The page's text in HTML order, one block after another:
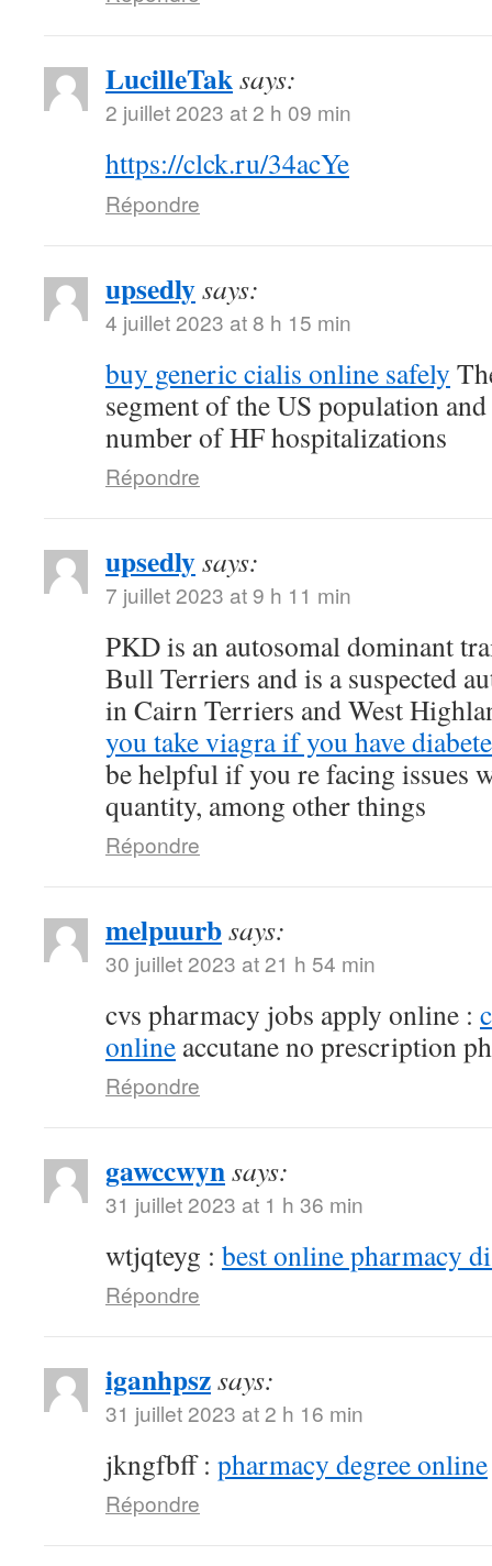
LucilleTaksays:
2 juillet 2023 at 2 h 09 min
https://clck.ru/34acYe
Répondre
upsedlysays:
4 juillet 2023 at 8 h 15 min
buy generic cialis online safely
segment of the US population
number of HF hospitalizations
Répondre
upsedlysays:
7 juillet 2023 at 9 h 11 min
PKD is an autosomal dominant
Bull Terriers and is a suspected
in Cairn Terriers and West
you take viagra if you have
be helpful if you re facing issues
quantity, among other things
Répondre
melpuurbsays:
30 juillet 2023 at 21 h 54 min
cvs pharmacy jobs apply online :
online accutane no prescription
Répondre
gawccwynsays:
31 juillet 2023 at 1 h 36 min
wtjqteyg : best online pharmacy
Répondre
iganhpszsays:
31 juillet 2023 at 2 h 16 min
jkngfbff : pharmacy degree online
Répondre